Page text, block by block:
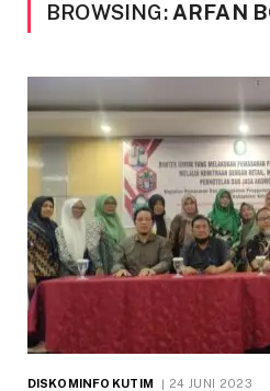
BROWSING: ARFAN
DISKOMINFO KUTIM 24 JUNI 2023